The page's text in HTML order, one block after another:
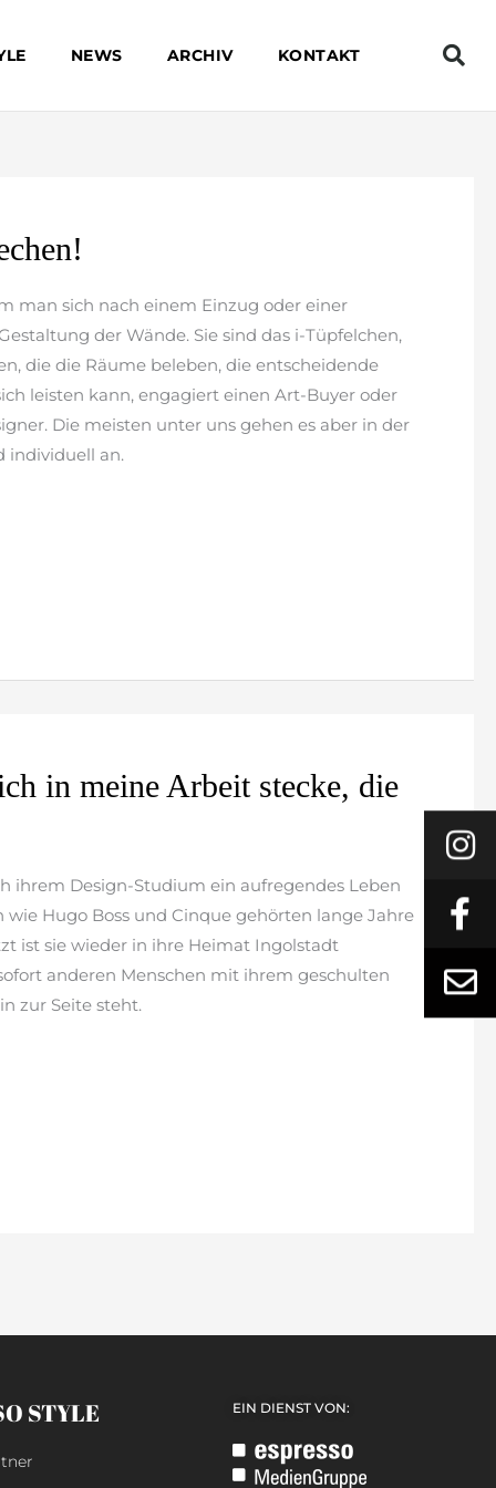
NEWS ARCHIV KONTAKT
man sich nach einem Einzug oder einer
der Wände. Sie sind das i-Tüpfelchen,
die die Räume beleben, die entscheidende
leisten kann, engagiert einen Art-Buyer oder
Die meisten unter uns gehen es aber in der
individuell an.
in meine Arbeit stecke, die
ihrem Design-Studium ein aufregendes Leben
wie Hugo Boss und Cinque gehörten lange Jahre
ist sie wieder in ihre Heimat Ingolstadt
anderen Menschen mit ihrem geschulten
zur Seite steht.
STYLE EIN DIENST VON: